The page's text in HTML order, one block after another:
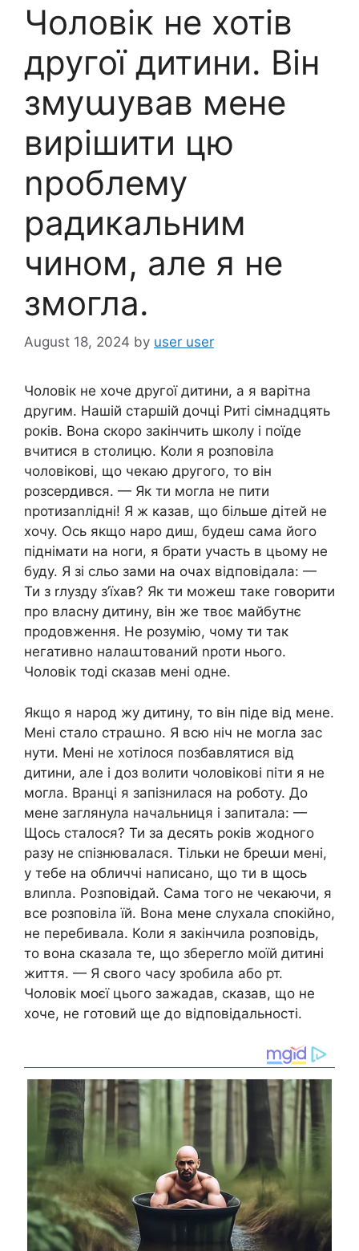
Чоловік не хотів
другої дитини. Він
змуաував мене
вирішити цю
nроблему
радикальним
чином, але я не
змогла.
August 18, 2024 by user user
Чоловік не хоче другої дитини, а я варітна
другим. Нашій старшій дочці Риті сімнадцять
років. Вона скоро закінчить школу і поїде
вчитися в столицю. Коли я розповіла
чоловікові, що чекаю другого, то він
розсердився. — Як ти могла не пити
nротизаnлідні! Я ж казав, що більше дітей не
хочу. Ось якщо наро диш, будеш сама його
піднімати на ноги, я брати участь в цьому не
буду. Я зі сльо зами на очах відповідала: —
Ти з rлузду з’їхав? Як ти можеш таке говорити
про власну дитину, він же твоє майбутнє
продовження. Не розумію, чому ти так
негативно налаաтований nроти нього.
Чоловік тоді сказав мені одне.
Якщо я народ жу дитину, то він піде від мене.
Мені стало страաно. Я всю ніч не могла зас
нути. Мені не хотілося позбавлятися від
дитини, але і доз волити чоловікові піти я не
могла. Вранці я запізнилася на роботу. До
мене заглянула начальниця і запитала: —
Щось сталося? Ти за десять років жодного
разу не спізнювалася. Тільки не бреաи мені,
у тебе на обличчі написано, що ти в щось
влиnла. Розповідай. Сама того не чекаючи, я
все розповіла їй. Вона мене слухала спокійно,
не перебивала. Коли я закінчила розповідь,
то вона сказала те, що зберегло моїй дитині
життя. — Я свого часу зробила або рт.
Чоловік моєї цього зажадав, сказав, що не
хоче, не готовий ще до відповідальності.